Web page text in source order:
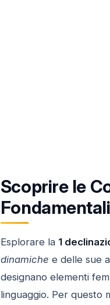
Scoprire le
Esplorare la 1
dinamiche e delle sue
designano elementi
linguaggio. Per questo